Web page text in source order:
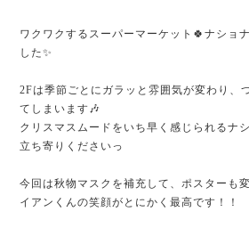
ワクワクするスーパーマーケット🍀ナショ
した✨
2Fは季節ごとにガラッと雰囲気が変わり、
てしまいます🎶
クリスマスムードをいち早く感じられるナ
立ち寄りくださいっ
今回は秋物マスクを補充して、ポスターも
イアンくんの笑顔がとにかく最高です！！